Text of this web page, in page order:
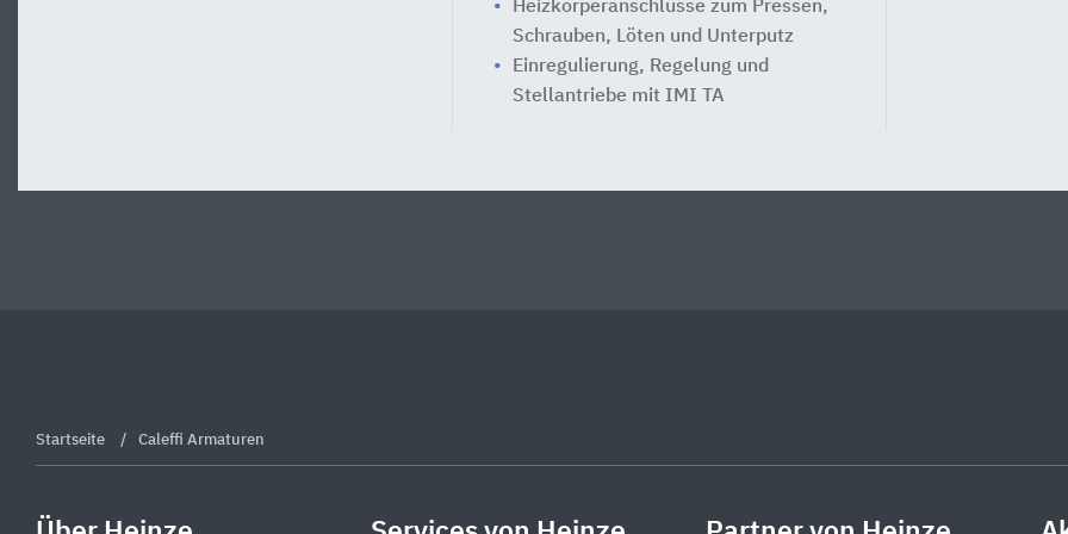
Heizkörperanschlüsse zum Pressen,
Schrauben, Löten und Unterputz
Einregulierung, Regelung und
Stellantriebe mit IMI TA
Startseite Caleffi Armaturen